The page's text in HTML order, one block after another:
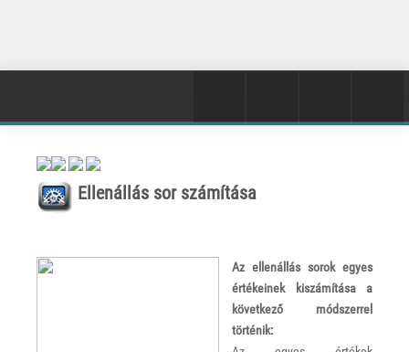
Ellenállás sor számítása
Az ellenállás sorok egyes
értékeinek kiszámítása a
következő módszerrel
történik: